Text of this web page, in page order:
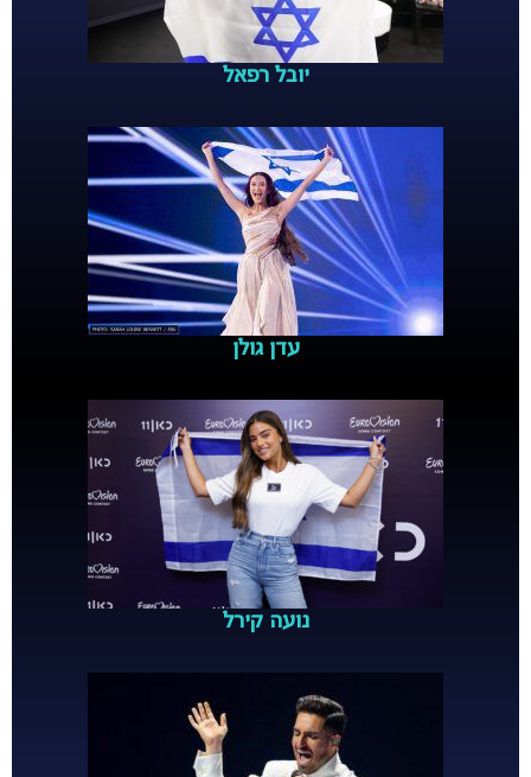
יובל רפאל
עדן גולן
נועה קירל